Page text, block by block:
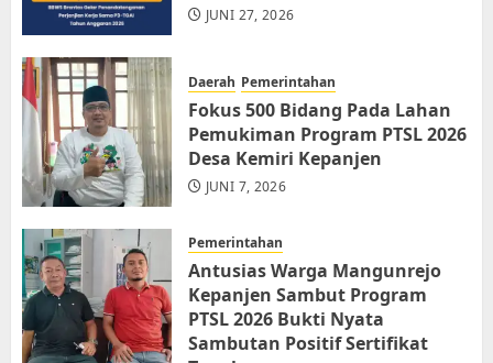
JUNI 27, 2026
Daerah Pemerintahan
Fokus 500 Bidang Pada Lahan
Pemukiman Program PTSL 2026
Desa Kemiri Kepanjen
JUNI 7, 2026
Pemerintahan
Antusias Warga Mangunrejo
Kepanjen Sambut Program
PTSL 2026 Bukti Nyata
Sambutan Positif Sertifikat